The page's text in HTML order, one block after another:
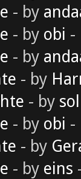
- by
- by obi -
- by
- by
- by
- by obi -
- by
- by eins